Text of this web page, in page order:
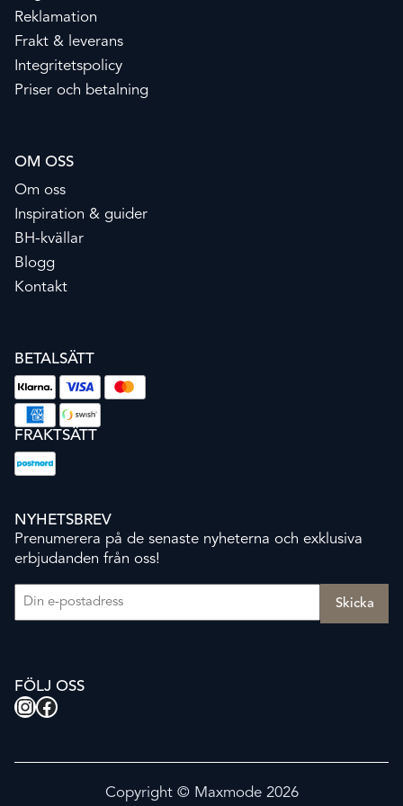
Reklamation
Frakt & leverans
Integritetspolicy
Priser och betalning
OM OSS
Om oss
Inspiration & guider
BH-kvällar
Blogg
Kontakt
BETALSÄTT
FRAKTSÄTT
NYHETSBREV
Prenumerera på de senaste nyheterna och exklusiva
erbjudanden från oss!
FÖLJ OSS
Instagram
Facebook
Copyright © Maxmode 2026